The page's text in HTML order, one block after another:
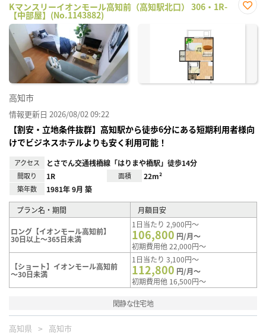
Kマンスリーイオンモール高知前（高知駅北口） 306・1R-
【中部屋】(No.1143882)
に入
高知市
情報更新日 2026/08/02 09:22
【割安・立地条件抜群】高知駅から徒歩6分にある短期利用者様向
けでビジネスホテルよりも安く利用可能！
アクセス とさでん交通桟橋線「はりまや橋駅」徒歩14分
間取り 1R 面積 22m²
築年数 1981年 9月 築
プラン名・期間 月額目安
ロング【イオンモール高知前】
30日以上～365日未満
1日当たり 2,900円～
106,800 円/月～
初期費用他 22,000円～
【ショート】イオンモール高知前
～30日未満
1日当たり 3,100円～
112,800 円/月～
初期費用他 16,500円～
閑静な住宅地
高知県 高知市